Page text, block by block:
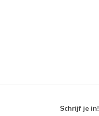
Schrijf je in!